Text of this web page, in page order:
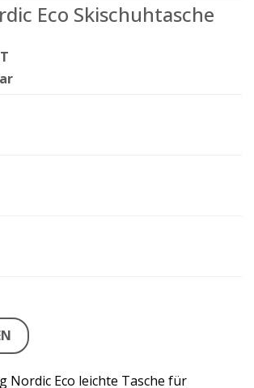
Eco Skischuhtasche
Nordic Eco leichte Tasche für